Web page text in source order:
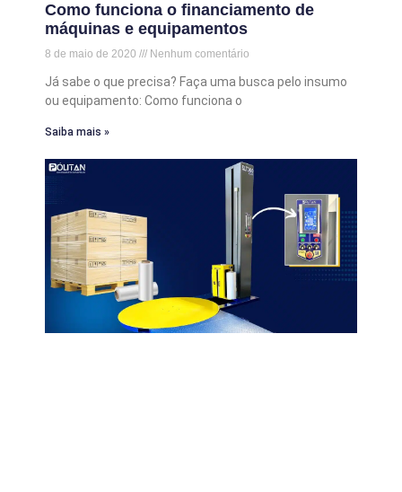
Como funciona o financiamento de
máquinas e equipamentos
8 de maio de 2020 Nenhum comentário
Já sabe o que precisa? Faça uma busca pelo insumo
ou equipamento: Como funciona o
Saiba mais »